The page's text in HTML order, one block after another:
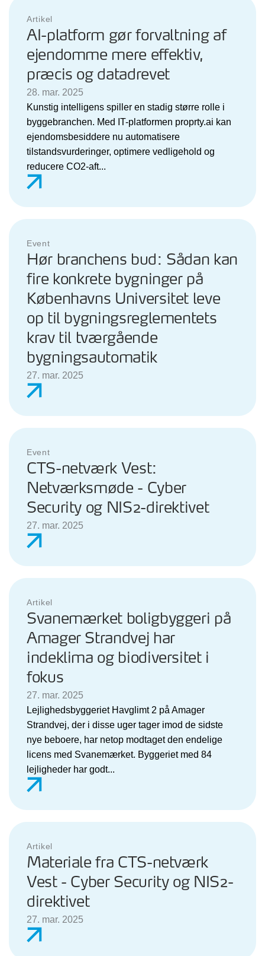
Artikel
AI-platform gør forvaltning af
ejendomme mere effektiv,
præcis og datadrevet
28. mar. 2025
Kunstig intelligens spiller en stadig større rolle i
byggebranchen. Med IT-platformen proprty.ai kan
ejendomsbesiddere nu automatisere
tilstandsvurderinger, optimere vedligehold og
reducere CO2-aft...
Event
Hør branchens bud: Sådan kan
fire konkrete bygninger på
Københavns Universitet leve
op til bygningsreglementets
krav til tværgående
bygningsautomatik
27. mar. 2025
Event
CTS-netværk Vest:
Netværksmøde - Cyber
Security og NIS2-direktivet
27. mar. 2025
Artikel
Svanemærket boligbyggeri på
Amager Strandvej har
indeklima og biodiversitet i
fokus
27. mar. 2025
Lejlighedsbyggeriet Havglimt 2 på Amager
Strandvej, der i disse uger tager imod de sidste
nye beboere, har netop modtaget den endelige
licens med Svanemærket. Byggeriet med 84
lejligheder har godt...
Artikel
Materiale fra CTS-netværk
Vest - Cyber Security og NIS2-
direktivet
27. mar. 2025